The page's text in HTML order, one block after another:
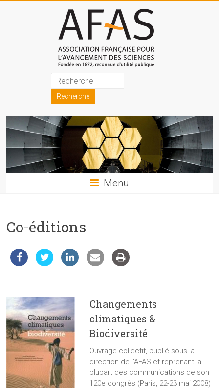
Association
française
pour
l'avancement
des
sciences
les
et
les
du
public
Menu
Co-éditions
Changements
climatiques &
Biodiversité
Ouvrage collectif, publié sous la
direction de l’AFAS et reprenant la
plupart des communications de son
120e congrès (Paris, 22-23 mai 2008)